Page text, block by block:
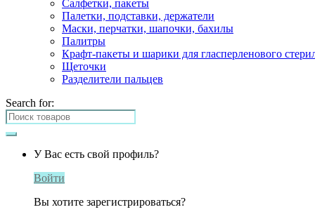
Салфетки, пакеты
Палетки, подставки, держатели
Маски, перчатки, шапочки, бахилы
Палитры
Крафт-пакеты и шарики для гласперленового
Щеточки
Разделители пальцев
Search for:
У Вас есть свой профиль?
Войти
Вы хотите зарегистрироваться?